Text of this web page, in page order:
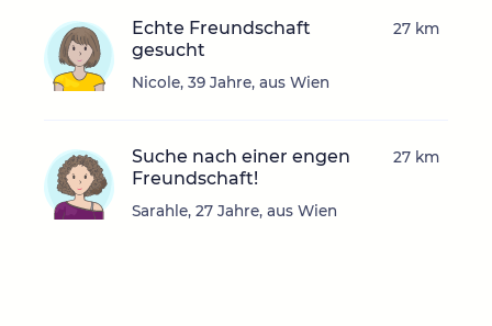
Echte Freundschaft
gesucht
Nicole, 39 Jahre, aus Wien
27 km
Suche nach einer engen
Freundschaft!
Sarahle, 27 Jahre, aus Wien
27 km